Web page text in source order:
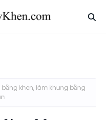
bằng khen, làm khung bằng